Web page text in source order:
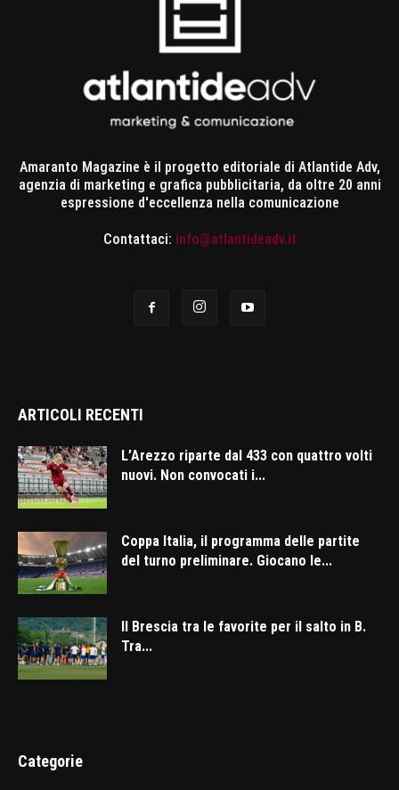
Amaranto Magazine è il progetto editoriale di Atlantide Adv,
agenzia di marketing e grafica pubblicitaria, da oltre 20 anni
espressione d'eccellenza nella comunicazione
Contattaci: info@atlantideadv.it
ARTICOLI RECENTI
L’Arezzo riparte dal 433 con quattro volti
nuovi. Non convocati i...
Coppa Italia, il programma delle partite
del turno preliminare. Giocano le...
Il Brescia tra le favorite per il salto in B.
Tra...
Categorie